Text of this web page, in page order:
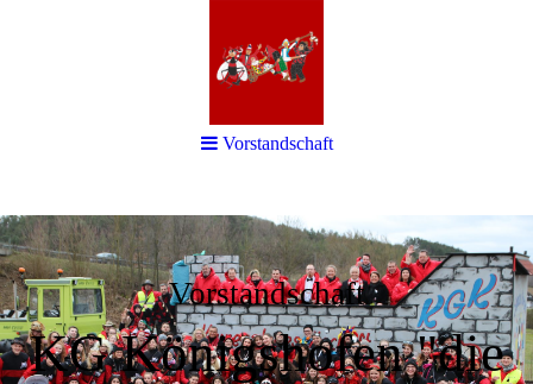
Vorstandschaft
KG Königshofen "die
Vorstandschaft